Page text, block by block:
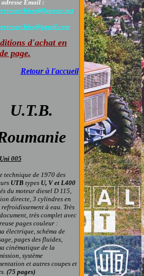
Email :
d'achat en
page.
Retour à l'accueil
U.T.B.
Uni 005
technique de 1970 des
UTB typesU, V et L400
du moteur diesel D 115,
directe, 3 cylindres en
à eau. Très
très complet avec
pages couleur :
électrique, schéma de
pages des fluides,
cinématique de la
système
et autres coupes et
(75 pages)